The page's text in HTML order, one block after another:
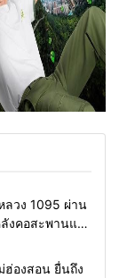
รอบรั้วทั่วไทย
ลวง 1095 ผ่าน
งคอสะพานแม่
เฝ้าระวัง 24
รอบรั้วทั่วไทย
องสอน ยื่นถึง